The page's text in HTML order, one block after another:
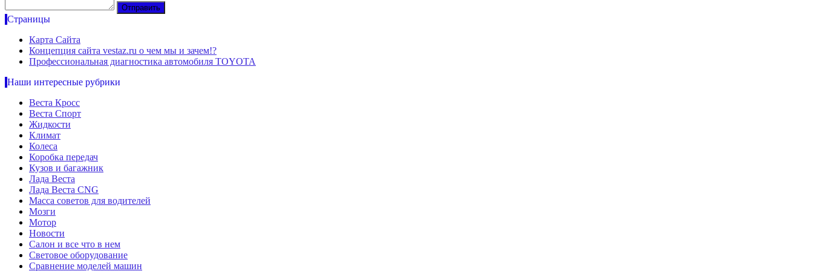
Страницы
Карта Сайта
Концепция сайта vestaz.ru о чем мы и зачем!?
Профессиональная диагностика автомобиля TOYOTA
Наши интересные рубрики
Веста Кросс
Веста Спорт
Жидкости
Климат
Колеса
Коробка передач
Кузов и багажник
Лада Веста
Лада Веста CNG
Масса советов для водителей
Мозги
Мотор
Новости
Салон и все что в нем
Световое оборудование
Сравнение моделей машин